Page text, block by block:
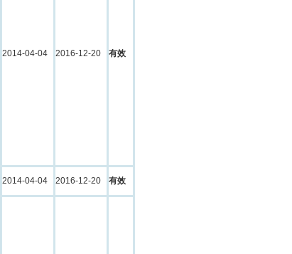
2014-04-04 2016-12-20 有效
2014-04-04 2016-12-20 有效